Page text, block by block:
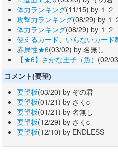
体力ランキング(11/15) by １２
攻撃力ランキング(08/29) by １
体力ランキング(08/29) by １２
使えるカード、いらないカード
赤属性★6(03/02) by 名無し
【★6】さかな王子（魚） (02/
コメント(要望)
要望板(03/20) by ぞの君
要望板(01/21) by さくc
要望板(01/21) by 名無し
要望板(12/29) by さくc
要望板(12/10) by ENDLESS